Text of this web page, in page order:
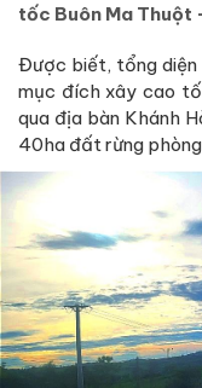
tốc Buôn Ma Thuột
Được biết, tổng diện
mục đích xây cao
qua địa bàn Khánh
40ha đất rừng